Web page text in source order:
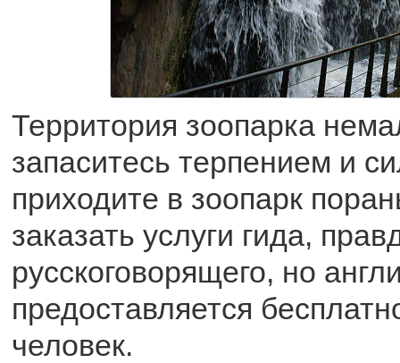
Территория зоопарка
запаситесь терпением и
приходите в зоопарк
заказать услуги гида,
русскоговорящего, но
предоставляется
человек.